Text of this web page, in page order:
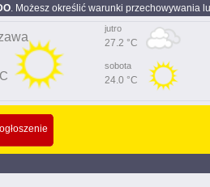
. Możesz określić warunki przechowywania
jutro
27.2 °C
sobota
24.0 °C